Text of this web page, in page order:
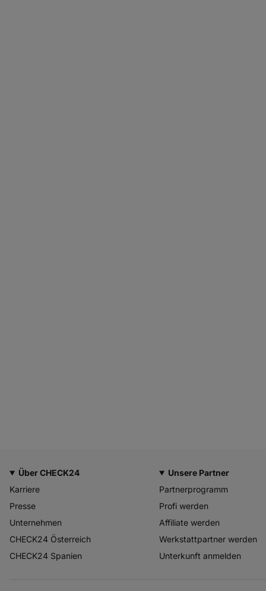
Über CHECK24
Karriere
Presse
Unternehmen
CHECK24 Österreich
CHECK24 Spanien
Unsere Partner
Partnerprogramm
Profi werden
Affiliate werden
Werkstattpartner werden
Unterkunft anmelden